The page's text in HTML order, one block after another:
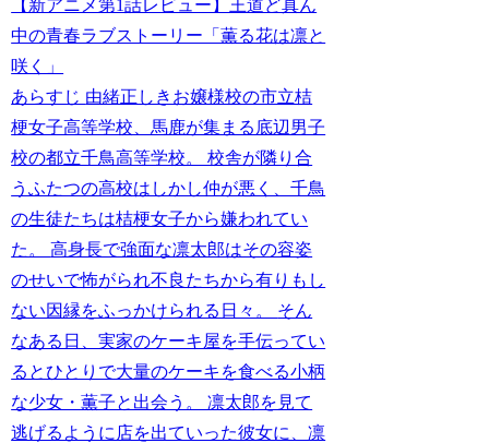
【新アニメ第1話レビュー】王道ど真ん
中の青春ラブストーリー「薫る花は凛と
咲く」
あらすじ 由緒正しきお嬢様校の市立桔
梗女子高等学校、馬鹿が集まる底辺男子
校の都立千鳥高等学校。 校舎が隣り合
うふたつの高校はしかし仲が悪く、千鳥
の生徒たちは桔梗女子から嫌われてい
た。 高身長で強面な凛太郎はその容姿
のせいで怖がられ不良たちから有りもし
ない因縁をふっかけられる日々。 そん
なある日、実家のケーキ屋を手伝ってい
るとひとりで大量のケーキを食べる小柄
な少女・薫子と出会う。 凛太郎を見て
逃げるように店を出ていった彼女に、凛